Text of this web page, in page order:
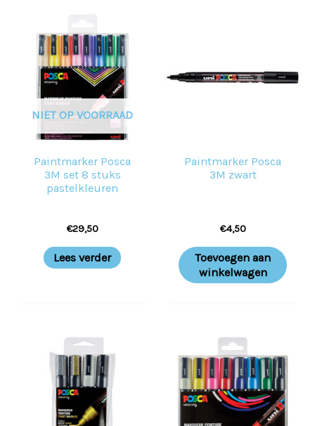
NIET OP VOORRAAD
Paintmarker Posca
3M set 8 stuks
pastelkleuren
€29,50
Lees verder
Paintmarker Posca
3M zwart
€4,50
Toevoegen aan
winkelwagen